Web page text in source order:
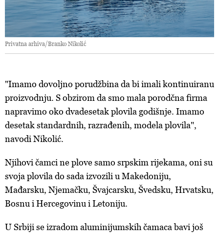
Privatna arhiva/Branko Nikolić
"Imamo dovoljno porudžbina da bi imali kontinuiranu
proizvodnju. S obzirom da smo mala porodčna firma
napravimo oko dvadesetak plovila godišnje. Imamo
desetak standardnih, razrađenih, modela plovila",
navodi Nikolić.
Njihovi čamci ne plove samo srpskim rijekama, oni su
svoja plovila do sada izvozili u Makedoniju,
Mađarsku, Njemačku, Švajcarsku, Švedsku, Hrvatsku,
Bosnu i Hercegovinu i Letoniju.
U Srbiji se izradom aluminijumskih čamaca bavi još